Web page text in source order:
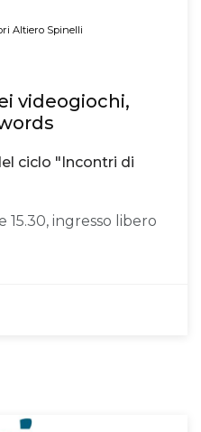
Altiero Spinelli
videogiochi,
ciclo "Incontri di
ingresso libero